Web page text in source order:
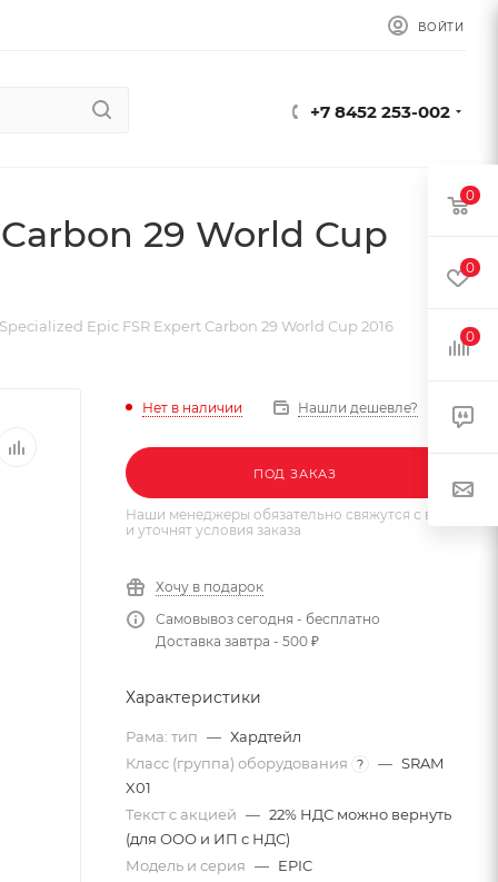
ВОЙТИ
+7 8452 253-002
29 World Cup
Epic FSR Expert Carbon 29 World Cup 2016
Нет в наличии Нашли дешевле?
ПОД ЗАКАЗ
Наши менеджеры обязательно свяжутся с вами
и уточнят условия заказа
Хочу в подарок
Самовывоз сегодня - бесплатно
Доставка завтра - 500 ₽
Характеристики
Рама: тип — Хардтейл
Класс (группа) оборудования
? — SRAM
X01
Текст с акцией — 22% НДС можно вернуть
(для ООО и ИП с НДС)
Модель и серия — EPIC
0
0
0